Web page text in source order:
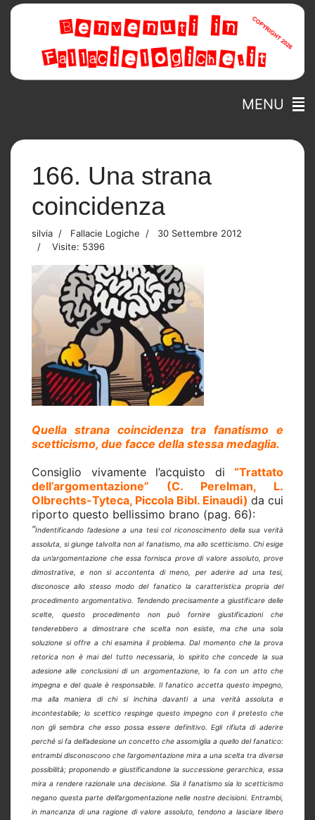
MENU
166. Una strana
coincidenza
silvia Fallacie Logiche
30 Settembre 2012
Visite: 5396
Quella strana coincidenza tra fanatismo e
scetticismo, due facce della stessa medaglia.
Consiglio vivamente l’acquisto di “Trattato
dell’argomentazione” (C. Perelman, L.
Olbrechts-Tyteca, Piccola Bibl. Einaudi) da cui
riporto questo bellissimo brano (pag. 66):
“Indentificando l’adesione a una tesi col riconoscimento della sua verità
assoluta, si giunge talvolta non al fanatismo, ma allo scetticismo. Chi esige
da un’argomentazione che essa fornisca prove di valore assoluto, prove
dimostrative, e non si accontenta di meno, per aderire ad una tesi,
disconosce allo stesso modo del fanatico la caratteristica propria del
procedimento argomentativo. Tendendo precisamente a giustificare delle
scelte, questo procedimento non può fornire giustificazioni che
tenderebbero a dimostrare che scelta non esiste, ma che una sola
soluzione si offre a chi esamina il problema. Dal momento che la prova
retorica non è mai del tutto necessaria, lo spirito che concede la sua
adesione alle conclusioni di un argomentazione, lo fa con un atto che
impegna e del quale è responsabile. Il fanatico accetta questo impegno,
ma alla maniera di chi si inchina davanti a una verità assoluta e
incontestabile; lo scettico respinge questo impegno con il pretesto che
non gli sembra che esso possa essere definitivo. Egli rifiuta di aderire
perché si fa dell’adesione un concetto che assomiglia a quello del fanatico:
entrambi disconoscono che l’argomentazione mira a una scelta tra diverse
possibilità; proponendo e giustificandone la successione gerarchica, essa
mira a rendere razionale una decisione. Sia il fanatismo sia lo scetticismo
negano questa parte dell’argomentazione nelle nostre decisioni. Entrambi,
in mancanza di una ragione di valore assoluto, tendono a lasciare libero